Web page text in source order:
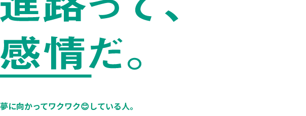
先輩たちの内定密着レポート
😌 入試・学費について
湘北の入試
総合型選抜
夢に向かってワクワク😊している人。